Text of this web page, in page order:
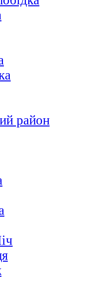
район